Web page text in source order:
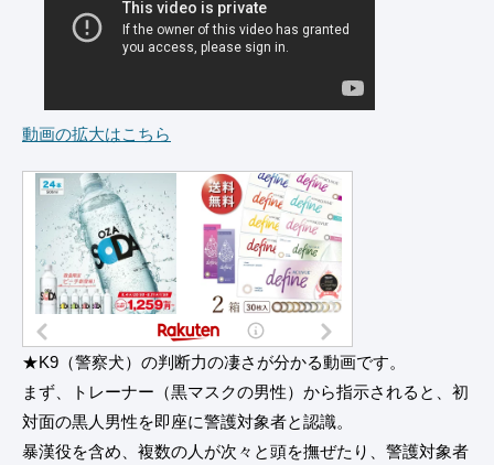
動画の拡大はこちら
★K9（警察犬）の判断力の凄さが分かる動画です。
まず、トレーナー（黒マスクの男性）から指示されると、初
対面の黒人男性を即座に警護対象者と認識。
暴漢役を含め、複数の人が次々と頭を撫ぜたり、警護対象者